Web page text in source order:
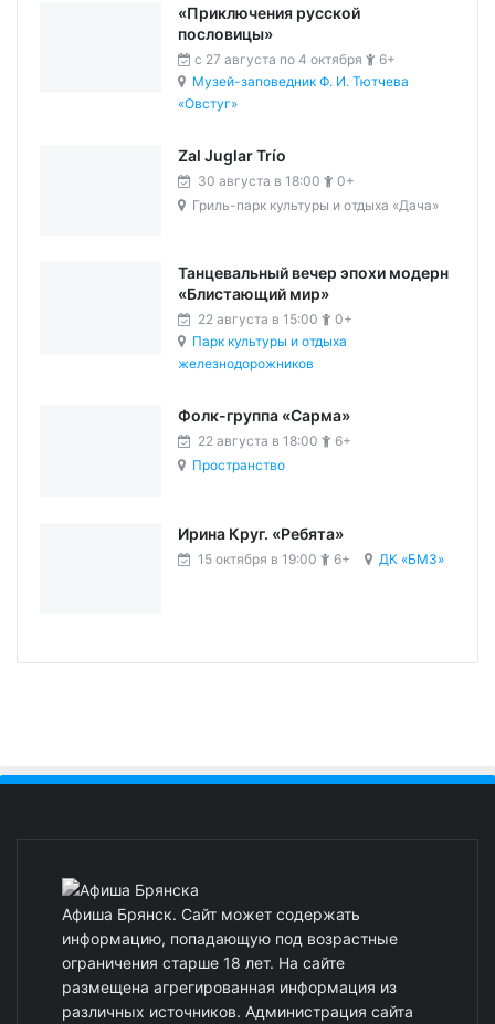
«Приключения русской
пословицы»
c 27 августа по 4 октября
6+
Музей-заповедник Ф. И. Тютчева
«Овстуг»
Zal Juglar Trío
30 августа в 18:00
0+
Гриль-парк культуры и отдыха «Дача»
Танцевальный вечер эпохи модерн
«Блистающий мир»
22 августа в 15:00
0+
Парк культуры и отдыха
железнодорожников
Фолк-группа «Сарма»
22 августа в 18:00
6+
Пространство
Ирина Круг. «Ребята»
15 октября в 19:00 6+ ДК «БМЗ»
Афиша Брянск. Сайт может содержать
информацию, попадающую под возрастные
ограничения старше 18 лет. На сайте
размещена агрегированная информация из
различных источников. Администрация сайта